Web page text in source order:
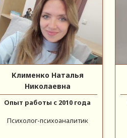
Клименко Наталья
Николаевна
Опыт работы с 2010 года
Психолог-психоаналитик